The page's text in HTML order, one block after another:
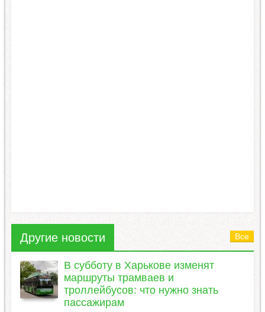
Другие новости Все
В субботу в Харькове изменят
маршруты трамваев и
троллейбусов: что нужно знать
пассажирам